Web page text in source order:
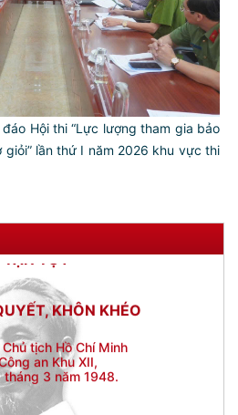
Hội thi “Lực lượng tham gia bảo
lần thứ I năm 2026 khu vực thi
ÁI GIÚP ĐỠ
TRUNG THÀNH
LỄ PHÉP
KHÔN KHÉO
Chủ tịch Hồ Chí Minh
an Khu XII,
tháng 3 năm 1948.